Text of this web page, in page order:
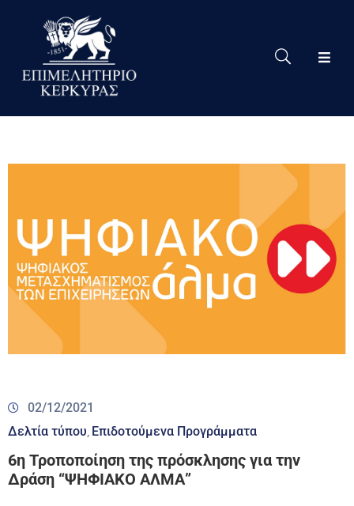
Το
Eπιμελητήριο
Ειδική
Πληροφόρηση
Χρήσιμες
Συνδέσεις
02/12/2021
Δελτία τύπου Επιδοτούμενα Προγράμματα
6η Τροποποίηση της πρόσκλησης για την
Δράση “ΨΗΦΙΑΚΟ ΑΛΜΑ”